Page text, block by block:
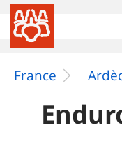
France